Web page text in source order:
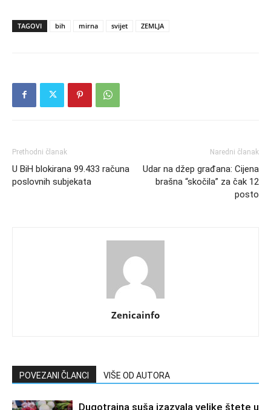
TAGOVI bih mirna svijet ZEMLJA
Prethodni članak
U BiH blokirana 99.433 računa
poslovnih subjekata
Naredni članak
Udar na džep građana: Cijena
brašna “skočila” za čak 12
posto
Zenicainfo
POVEZANI ČLANCI VIŠE OD AUTORA
Dugotrajna suša izazvala velike štete u